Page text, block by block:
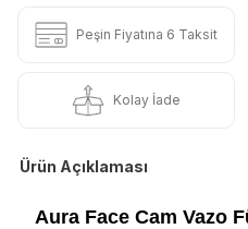
Peşin Fiyatına 6 Taksit
Kolay İade
Ürün Açıklaması
Aura Face Cam Vazo